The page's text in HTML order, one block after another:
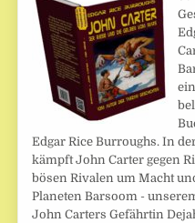
Edgar Rice Burroughs. In
kämpft John Carter gegen
bösen Rivalen um Macht
Planeten Barsoom -
John Carters Gefährtin